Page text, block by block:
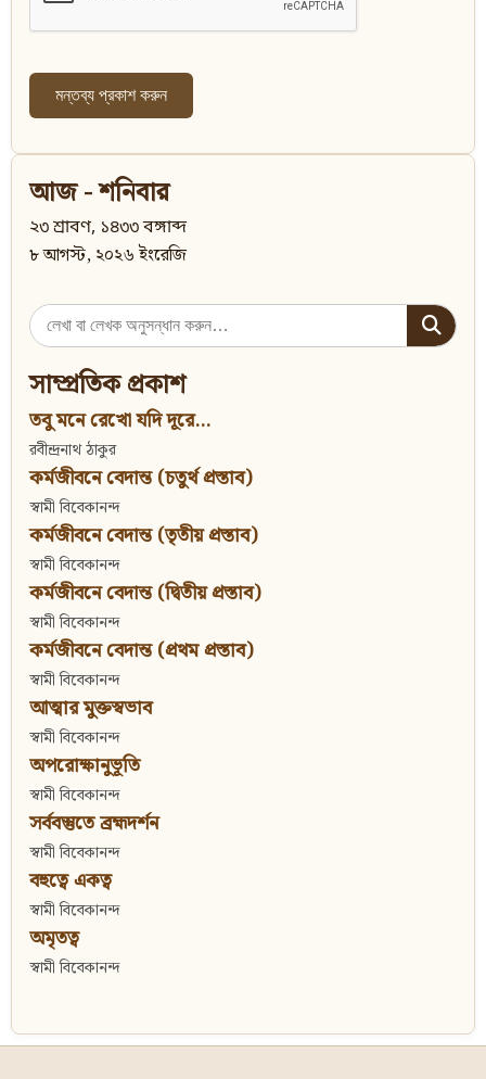
আজ - শনিবার
২৩ শ্রাবণ, ১৪৩৩ বঙ্গাব্দ
৮ আগস্ট, ২০২৬ ইংরেজি
Search
for:
সাম্প্রতিক প্রকাশ
তবু মনে রেখো যদি দূরে...
রবীন্দ্রনাথ ঠাকুর
কর্মজীবনে বেদান্ত (চতুর্থ প্রস্তাব)
স্বামী বিবেকানন্দ
কর্মজীবনে বেদান্ত (তৃতীয় প্রস্তাব)
স্বামী বিবেকানন্দ
কর্মজীবনে বেদান্ত (দ্বিতীয় প্রস্তাব)
স্বামী বিবেকানন্দ
কর্মজীবনে বেদান্ত (প্রথম প্রস্তাব)
স্বামী বিবেকানন্দ
আত্মার মুক্তস্বভাব
স্বামী বিবেকানন্দ
অপরোক্ষানুভূতি
স্বামী বিবেকানন্দ
সর্ববস্তুতে ব্রহ্মদর্শন
স্বামী বিবেকানন্দ
বহুত্বে একত্ব
স্বামী বিবেকানন্দ
অমৃতত্ব
স্বামী বিবেকানন্দ